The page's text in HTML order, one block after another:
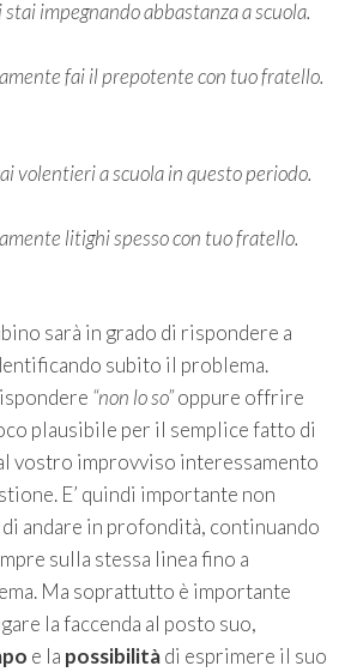
impegnando abbastanza a scuola.
fai il prepotente con tuo fratello.
volentieri a scuola in questo periodo.
litighi spesso con tuo fratello.
sarà in grado di rispondere a
subito il problema.
“non lo so”oppure offrire
plausibile per il semplice fatto di
vostro improvviso interessamento
E’ quindi importante non
andare in profondità, continuando
sulla stessa linea fino a
Ma soprattutto è importante
la faccenda al posto suo,
e la possibilitàdi esprimere il suo